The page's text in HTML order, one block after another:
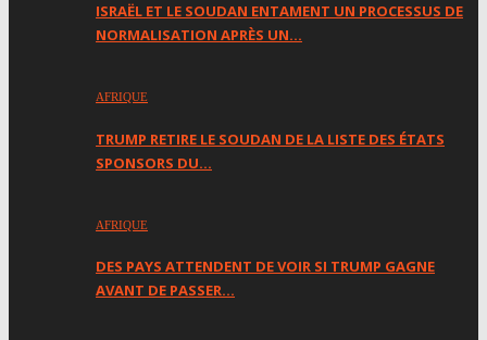
ISRAËL ET LE SOUDAN ENTAMENT UN PROCESSUS DE
NORMALISATION APRÈS UN…
AFRIQUE
TRUMP RETIRE LE SOUDAN DE LA LISTE DES ÉTATS
SPONSORS DU…
AFRIQUE
DES PAYS ATTENDENT DE VOIR SI TRUMP GAGNE
AVANT DE PASSER…